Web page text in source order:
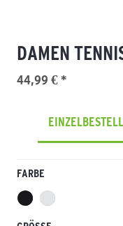
DAMEN
44,99 € *
FARBE